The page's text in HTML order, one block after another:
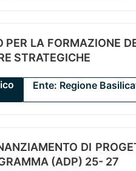
PER LA FORMAZIONE
STRATEGICHE
Ente: Regione
DI
(ADP) 25- 27